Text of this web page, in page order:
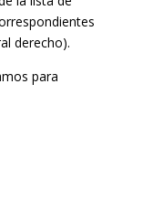
derecho).
para